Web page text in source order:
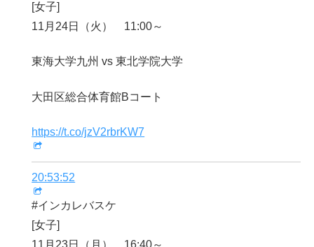
[女子]
11月24日（火） 11:00～
東海大学九州 vs 東北学院大学
大田区総合体育館Bコート
https://t.co/jzV2rbrKW7
20:53:52
#インカレバスケ
[女子]
11月23日（月） 16:40～